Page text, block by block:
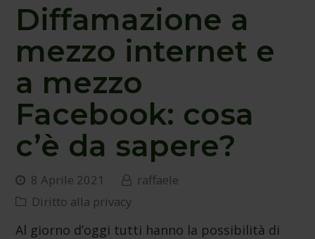
Diffamazione a
mezzo internet e
a mezzo
Facebook: cosa
c’è da sapere?
8 Aprile 2021
raffaele
Diritto alla privacy
Al giorno d’oggi tutti hanno la possibilità di